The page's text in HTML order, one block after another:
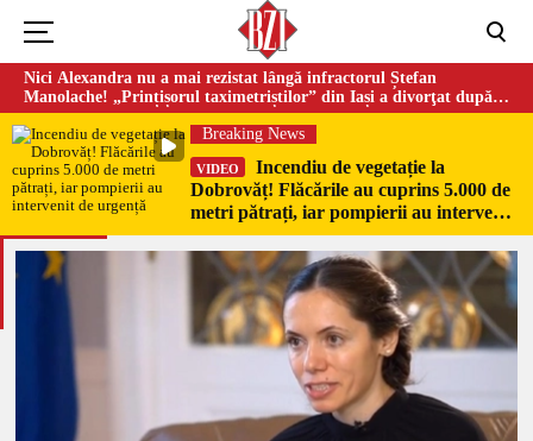
Nici Alexandra nu a mai rezistat lângă infractorul Ștefan
Manolache! „Prințișorul taximetriștilor” din Iași a divorţat după
doi ani de căsnicie
Breaking News
VIDEO
Incendiu de vegetație la
Dobrovăț! Flăcările au cuprins 5.000 de
metri pătrați, iar pompierii au intervenit
de urgență